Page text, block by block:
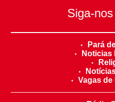
Siga-nos
Pará
Noticias
Vagas